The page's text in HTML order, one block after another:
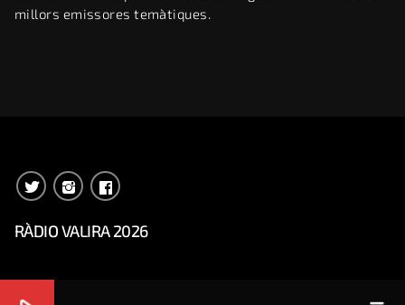
millors emissores temàtiques.
RÀDIO VALIRA 2026